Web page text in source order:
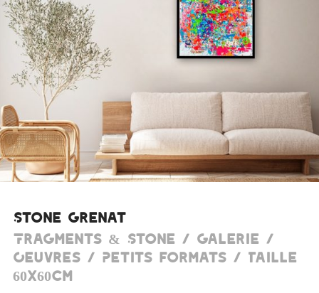
Stone Grenat
Fragments & Stone / Galerie /
Oeuvres / Petits formats / Taille
60x60cm